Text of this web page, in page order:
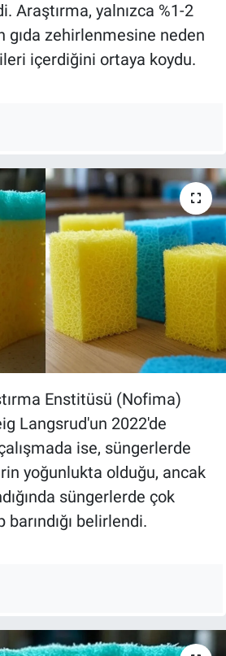
Araştırma, yalnızca %1-2
gıda zehirlenmesine neden
içerdiğini ortaya koydu.
Enstitüsü (Nofima)
Langsrud'un 2022'de
ise, süngerlerde
yoğunlukta olduğu, ancak
süngerlerde çok
belirlendi.